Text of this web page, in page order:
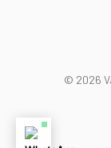
© 2026